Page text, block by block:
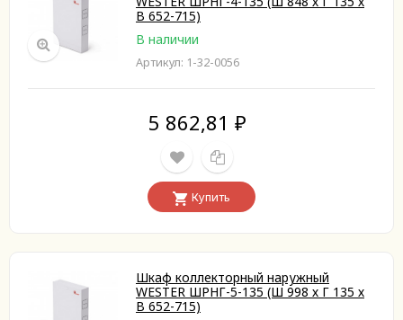
В 652-715)
В наличии
Артикул: 1-32-0056
5 862,81 ₽
Купить
Шкаф коллекторный наружный
WESTER ШРНГ-5-135 (Ш 998 х Г 135 х
В 652-715)